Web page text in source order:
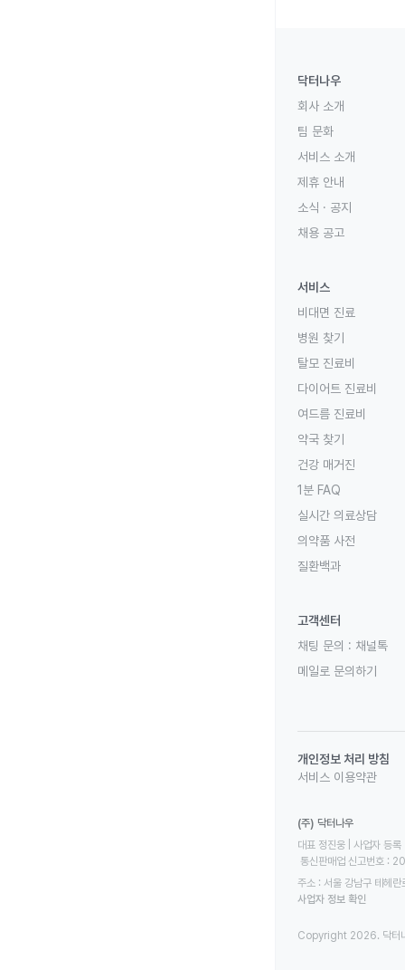
닥터나우
회사 소개
팀 문화
서비스 소개
제휴 안내
소식 · 공지
채용 공고
서비스
비대면 진료
병원 찾기
탈모 진료비
다이어트 진료비
여드름 진료비
약국 찾기
건강 매거진
1분 FAQ
실시간 의료상담
의약품 사전
질환백과
고객센터
채팅 문의 : 채널톡
메일로 문의하기
개인정보 처리 방침
서비스 이용약관
(주) 닥터나우
대표 정진웅 | 사업자
통신판매업 신고번호
주소 : 서울 강남구 테헤
사업자 정보 확인
Copyright 2026. 닥터